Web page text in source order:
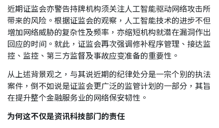
近期证监会亦警告持牌机构须关注人工智能驱动网络攻击所
带来的风险。根据证监会的观察，人工智能技术的进步不但
增加网络威胁的复杂性及频率，亦缩短机构就潜在漏洞作出
回应的时间。就此，证监会再次强调修补程序管理、接达监
控、监控、第三方监督及事故应变准备的重要性。
从上述背景观之，与其说近期的纪律处分是一宗个别的执法
案件，倒不如说是证监会更广泛的监管计划的一部分，其旨
在提升整个金融服务业的网络保安韧性。
为何这不仅是资讯科技部门的责任